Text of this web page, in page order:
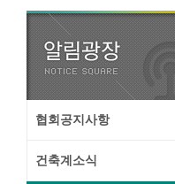
협회공지사항
건축계소식